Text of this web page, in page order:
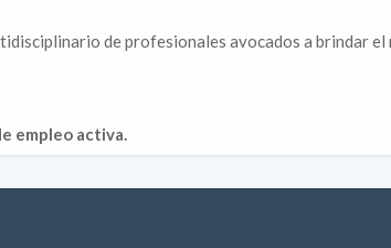
de profesionales avocados a brindar el
empleo activa.